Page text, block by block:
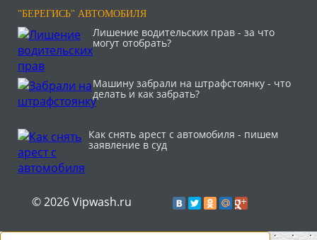
"БЕРЕГИСЬ" АВТОМОБИЛЯ
Лишение водительских прав - за что
могут отобрать?
Машину забрали на штрафстоянку - что
делать и как забрать?
Как снять арест с автомобиля - пишем
заявление в суд
© 2026 Vipwash.ru